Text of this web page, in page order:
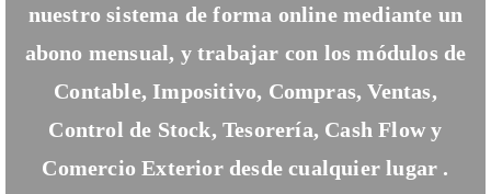
nuestro sistema de forma online mediante un
abono mensual, y trabajar con los módulos de
Contable, Impositivo, Compras, Ventas,
Control de Stock, Tesorería, Cash Flow y
Comercio Exterior desde cualquier lugar .